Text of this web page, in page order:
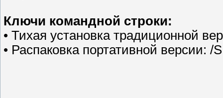
Ключи командной строки:
• Тихая установка традиционной
• Распаковка портативной версии: /